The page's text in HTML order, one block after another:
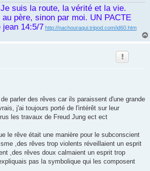
suis la route, la vérité et la vie.
au père, sinon par moi. UN PACTE
jean 14:5/7 http://nachouraqui.tripod.com/id60.htm
de parler des rêves car ils paraissent d'une grande
j'ai toujours porté de l'intérêt sur leur
les travaux de Freud Jung ect ect
le rêve était une manière pour le subconscient
,des rêves trop violents réveillaient un esprit
,des rêves doux calmaient un esprit trop
pas la symbolique qui les composent